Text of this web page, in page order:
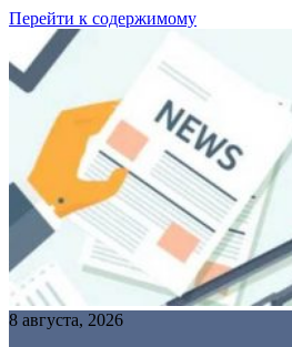
Перейти к содержимому
8 августа, 2026